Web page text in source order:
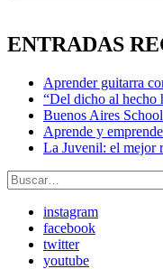
ENTRADAS
Aprender guitarra
“Del dicho al hecho
Buenos Aires
Aprende y
La Juvenil: el mejor
Search
for:
instagram
facebook
twitter
youtube